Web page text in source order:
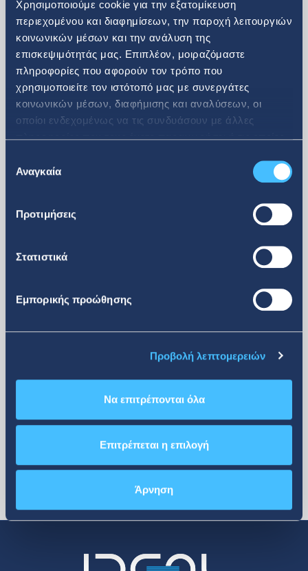
Χρησιμοποιούμε cookie για την εξατομίκευση
περιεχομένου και διαφημίσεων, την παροχή λειτουργιών
κοινωνικών μέσων και την ανάλυση της
επισκεψιμότητάς μας. Επιπλέον, μοιραζόμαστε
πληροφορίες που αφορούν τον τρόπο που
χρησιμοποιείτε τον ιστότοπό μας με συνεργάτες
κοινωνικών μέσων, διαφήμισης και αναλύσεων, οι
οποίοι ενδεχομένως να τις συνδυάσουν με άλλες
πληροφορίες που τους έχετε παραχωρήσει ή τις οποίες
των υπηρεσιών τους.
συγκατάθεσης
Αναγκαία
Προτιμήσεις
Στατιστικά
Εμπορικής προώθησης
Προβολή λεπτομερειών
Να επιτρέπονται όλα
Επιτρέπεται η επιλογή
Άρνηση
Επενδυτικά Νέα
08. 07. 2026
Ανακοίνωση αγοράς ιδίων
μετοχών